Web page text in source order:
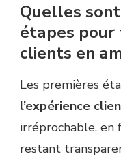
Quelles
étapes
clients en
Les premières
l’expérience
irréprochable, en
restant